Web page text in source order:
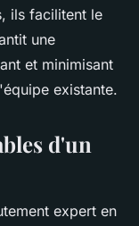
ils facilitent le
une
et minimisant
existante.
d'un
expert en